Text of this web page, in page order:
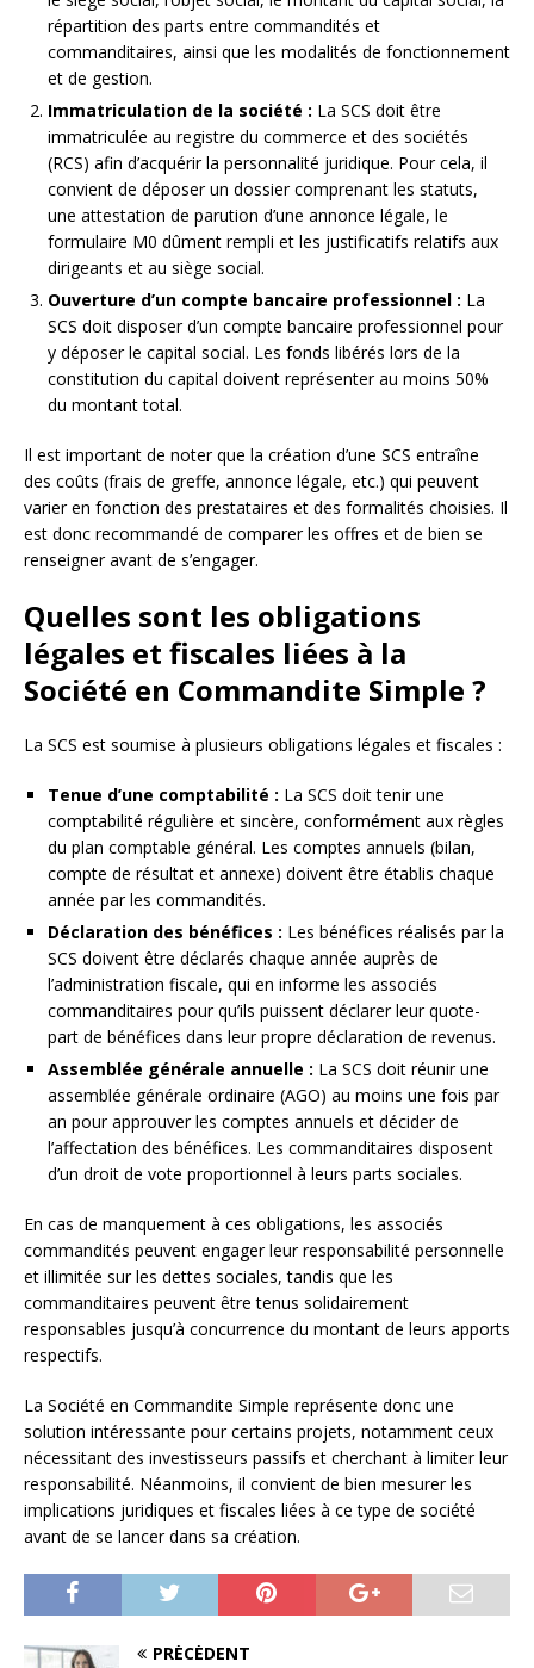
répartition des parts entre commandités et
commanditaires, ainsi que les modalités de fonctionnement
et de gestion.
Immatriculation de la société : La SCS doit être
immatriculée au registre du commerce et des sociétés
(RCS) afin d’acquérir la personnalité juridique. Pour cela, il
convient de déposer un dossier comprenant les statuts,
une attestation de parution d’une annonce légale, le
formulaire M0 dûment rempli et les justificatifs relatifs aux
dirigeants et au siège social.
Ouverture d’un compte bancaire professionnel : La
SCS doit disposer d’un compte bancaire professionnel pour
y déposer le capital social. Les fonds libérés lors de la
constitution du capital doivent représenter au moins 50%
du montant total.
Il est important de noter que la création d’une SCS entraîne
des coûts (frais de greffe, annonce légale, etc.) qui peuvent
varier en fonction des prestataires et des formalités choisies. Il
est donc recommandé de comparer les offres et de bien se
renseigner avant de s’engager.
Quelles sont les obligations
légales et fiscales liées à la
Société en Commandite Simple ?
La SCS est soumise à plusieurs obligations légales et fiscales :
Tenue d’une comptabilité : La SCS doit tenir une
comptabilité régulière et sincère, conformément aux règles
du plan comptable général. Les comptes annuels (bilan,
compte de résultat et annexe) doivent être établis chaque
année par les commandités.
Déclaration des bénéfices : Les bénéfices réalisés par la
SCS doivent être déclarés chaque année auprès de
l’administration fiscale, qui en informe les associés
commanditaires pour qu’ils puissent déclarer leur quote-
part de bénéfices dans leur propre déclaration de revenus.
Assemblée générale annuelle : La SCS doit réunir une
assemblée générale ordinaire (AGO) au moins une fois par
an pour approuver les comptes annuels et décider de
l’affectation des bénéfices. Les commanditaires disposent
d’un droit de vote proportionnel à leurs parts sociales.
En cas de manquement à ces obligations, les associés
commandités peuvent engager leur responsabilité personnelle
et illimitée sur les dettes sociales, tandis que les
commanditaires peuvent être tenus solidairement
responsables jusqu’à concurrence du montant de leurs apports
respectifs.
La Société en Commandite Simple représente donc une
solution intéressante pour certains projets, notamment ceux
nécessitant des investisseurs passifs et cherchant à limiter leur
responsabilité. Néanmoins, il convient de bien mesurer les
implications juridiques et fiscales liées à ce type de société
avant de se lancer dans sa création.
PRÉCÉDENT